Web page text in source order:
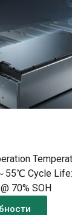
55℃ Cycle
70% SOH